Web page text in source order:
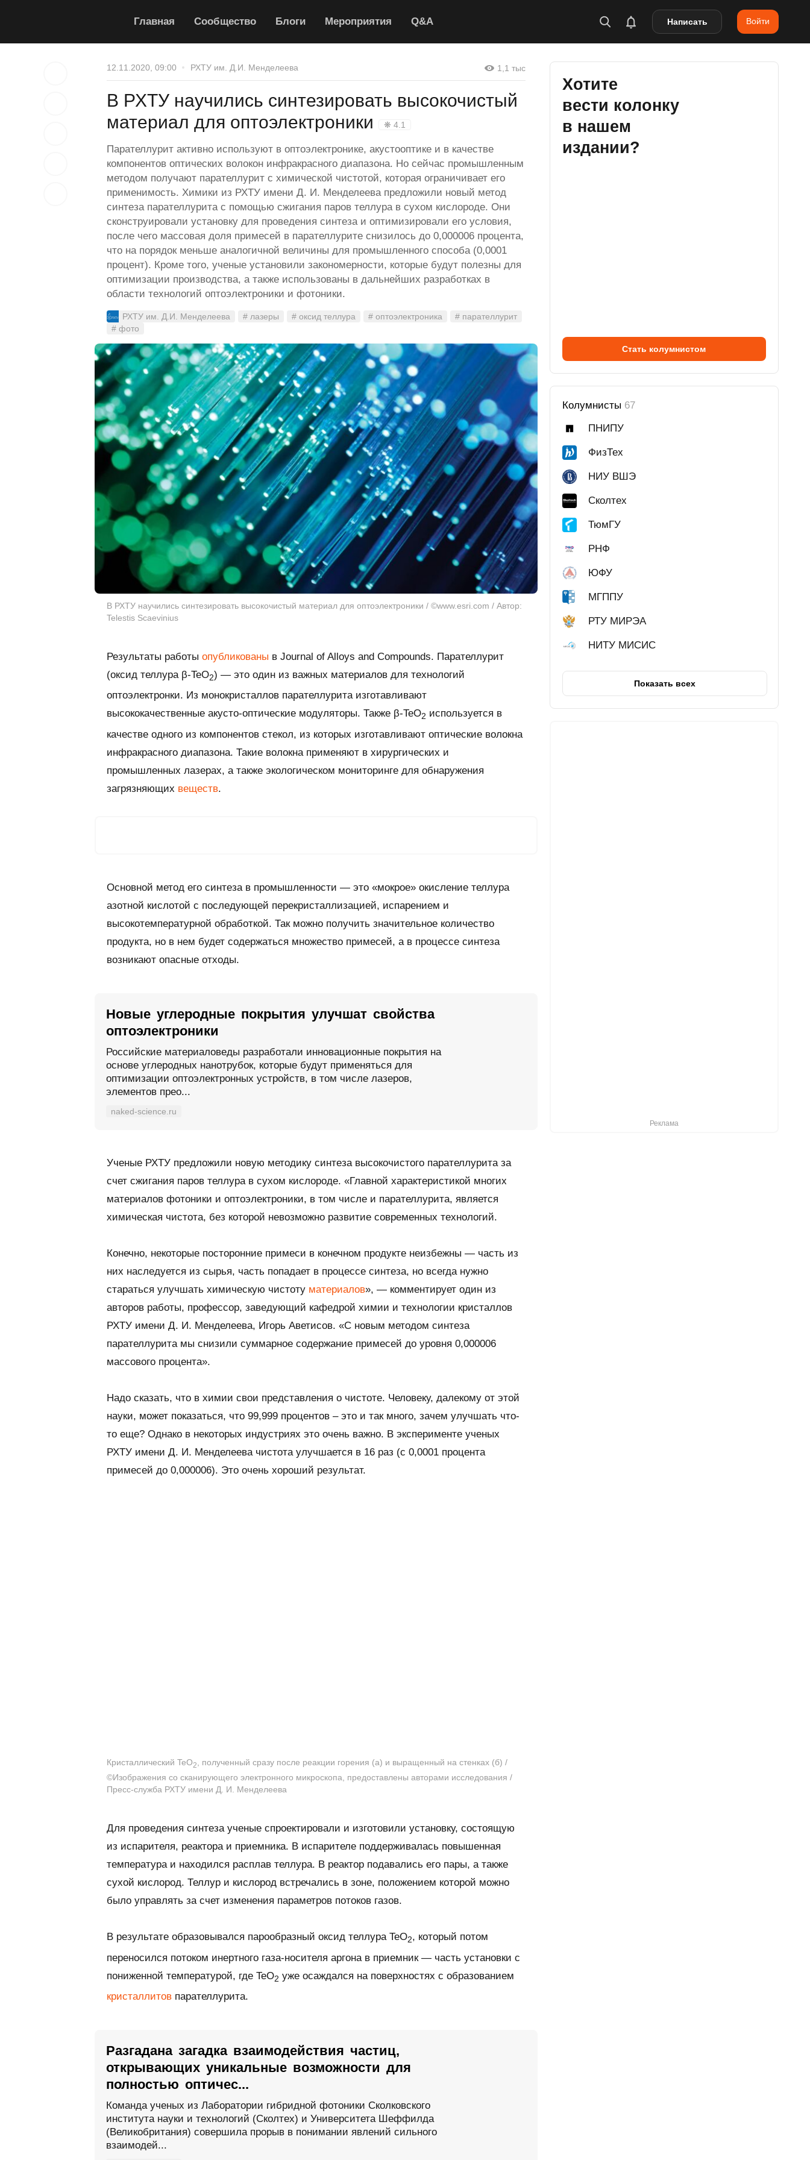
Главная Сообщество Блоги Мероприятия Q&A Написать Войти
12.11.2020, 09:00 РХТУ им. Д.И. Менделеева 1,1 тыс
В РХТУ научились синтезировать высокочистый
материал для оптоэлектроники
❋ 4.1
Парателлурит активно используют в оптоэлектронике, акустооптике и в качестве
компонентов оптических волокон инфракрасного диапазона. Но сейчас промышленным
методом получают парателлурит с химической чистотой, которая ограничивает его
применимость. Химики из РХТУ имени Д. И. Менделеева предложили новый метод
синтеза парателлурита с помощью сжигания паров теллура в сухом кислороде. Они
сконструировали установку для проведения синтеза и оптимизировали его условия,
после чего массовая доля примесей в парателлурите снизилось до 0,000006 процента,
что на порядок меньше аналогичной величины для промышленного способа (0,0001
процент). Кроме того, ученые установили закономерности, которые будут полезны для
оптимизации производства, а также использованы в дальнейших разработках в
области технологий оптоэлектроники и фотоники.
РХТУ им. Д.И. Менделеева # лазеры # оксид теллура # оптоэлектроника
# парателлурит
# фото
В РХТУ научились синтезировать высокочистый материал для оптоэлектроники / ©www.esri.com / Автор:
Telestis Scaevinius
Результаты работы опубликованы в Journal of Alloys and Compounds. Парателлурит
(оксид теллура β-TeO2) — это один из важных материалов для технологий
оптоэлектронки. Из монокристаллов парателлурита изготавливают
высококачественные акусто-оптические модуляторы. Также β-TeO2 используется в
качестве одного из компонентов стекол, из которых изготавливают оптические волокна
инфракрасного диапазона. Такие волокна применяют в хирургических и
промышленных лазерах, а также экологическом мониторинге для обнаружения
загрязняющих веществ.
Основной метод его синтеза в промышленности — это «мокрое» окисление теллура
азотной кислотой с последующей перекристаллизацией, испарением и
высокотемпературной обработкой. Так можно получить значительное количество
продукта, но в нем будет содержаться множество примесей, а в процессе синтеза
возникают опасные отходы.
Новые углеродные покрытия улучшат свойства
оптоэлектроники
Российские материаловеды разработали инновационные покрытия на
основе углеродных нанотрубок, которые будут применяться для
оптимизации оптоэлектронных устройств, в том числе лазеров,
элементов прео...
naked-science.ru
Ученые РХТУ предложили новую методику синтеза высокочистого парателлурита за
счет сжигания паров теллура в сухом кислороде. «Главной характеристикой многих
материалов фотоники и оптоэлектроники, в том числе и парателлурита, является
химическая чистота, без которой невозможно развитие современных технологий.
Конечно, некоторые посторонние примеси в конечном продукте неизбежны — часть из
них наследуется из сырья, часть попадает в процессе синтеза, но всегда нужно
стараться улучшать химическую чистоту материалов», — комментирует один из
авторов работы, профессор, заведующий кафедрой химии и технологии кристаллов
РХТУ имени Д. И. Менделеева, Игорь Аветисов. «С новым методом синтеза
парателлурита мы снизили суммарное содержание примесей до уровня 0,000006
массового процента».
Надо сказать, что в химии свои представления о чистоте. Человеку, далекому от этой
науки, может показаться, что 99,999 процентов – это и так много, зачем улучшать что-
то еще? Однако в некоторых индустриях это очень важно. В эксперименте ученых
РХТУ имени Д. И. Менделеева чистота улучшается в 16 раз (с 0,0001 процента
примесей до 0,000006). Это очень хороший результат.
Кристаллический TeO2, полученный сразу после реакции горения (а) и выращенный на стенках (б) /
©Изображения со сканирующего электронного микроскопа, предоставлены авторами исследования /
Пресс-служба РХТУ имени Д. И. Менделеева
Для проведения синтеза ученые спроектировали и изготовили установку, состоящую
из испарителя, реактора и приемника. В испарителе поддерживалась повышенная
температура и находился расплав теллура. В реактор подавались его пары, а также
сухой кислород. Теллур и кислород встречались в зоне, положением которой можно
было управлять за счет изменения параметров потоков газов.
В результате образовывался парообразный оксид теллура TeO2, который потом
переносился потоком инертного газа-носителя аргона в приемник — часть установки с
пониженной температурой, где TeO2 уже осаждался на поверхностях с образованием
кристаллитов парателлурита.
Разгадана загадка взаимодействия частиц,
открывающих уникальные возможности для
полностью оптичес...
Команда ученых из Лаборатории гибридной фотоники Сколковского
института науки и технологий (Сколтех) и Университета Шеффилда
(Великобритания) совершила прорыв в понимании явлений сильного
взаимодей...
Хотите
вести колонку
в нашем
издании?
Стать колумнистом
Колумнисты 67
ПНИПУ
ФизТех
НИУ ВШЭ
Сколтех
ТюмГУ
РНФ
ЮФУ
МГППУ
РТУ МИРЭА
НИТУ МИСИС
Показать всех